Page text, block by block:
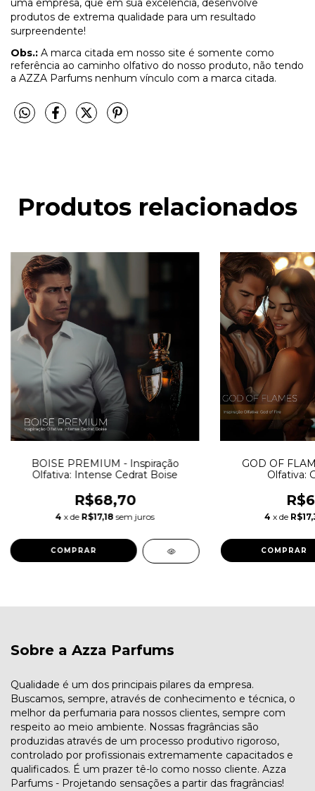
uma empresa, que em sua excelência, desenvolve
produtos de extrema qualidade para um resultado
surpreendente!
Obs.: A marca citada em nosso site é somente como
referência ao caminho olfativo do nosso produto, não tendo
a AZZA Parfums nenhum vínculo com a marca citada.
Produtos relacionados
BOISE PREMIUM - Inspiração
Olfativa: Intense Cedrat Boise
R$68,70
4 x de R$17,18 sem juros
COMPRAR
GOD OF
Olfativa:
4 x de
COMPRAR
Sobre a Azza Parfums
Qualidade é um dos principais pilares da empresa.
Buscamos, sempre, através de conhecimento e técnica, o
melhor da perfumaria para nossos clientes, sempre com
respeito ao meio ambiente. Nossas fragrâncias são
produzidas através de um processo produtivo rigoroso,
controlado por profissionais extremamente capacitados e
qualificados. É um prazer tê-lo como nosso cliente. Azza
Parfums - Projetando sensações a partir das fragrâncias!